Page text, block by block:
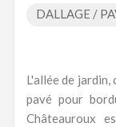
DALLAGE /
L'allée de
pavé pour
Châteauroux